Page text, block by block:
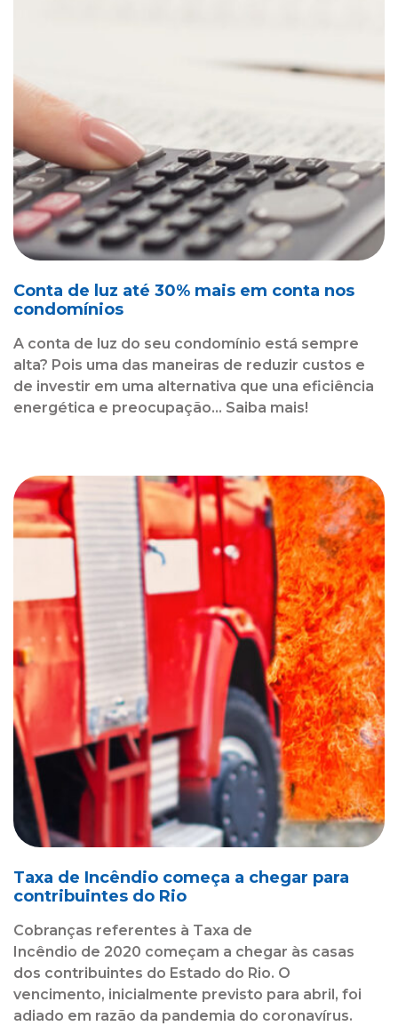
Conta de luz até 30% mais em conta nos
condomínios
A conta de luz do seu condomínio está sempre
alta? Pois uma das maneiras de reduzir custos e
de investir em uma alternativa que una eficiência
energética e preocupação... Saiba mais!
Taxa de Incêndio começa a chegar para
contribuintes do Rio
Cobranças referentes à Taxa de
Incêndio de 2020 começam a chegar às casas
dos contribuintes do Estado do Rio. O
vencimento, inicialmente previsto para abril, foi
adiado em razão da pandemia do coronavírus.